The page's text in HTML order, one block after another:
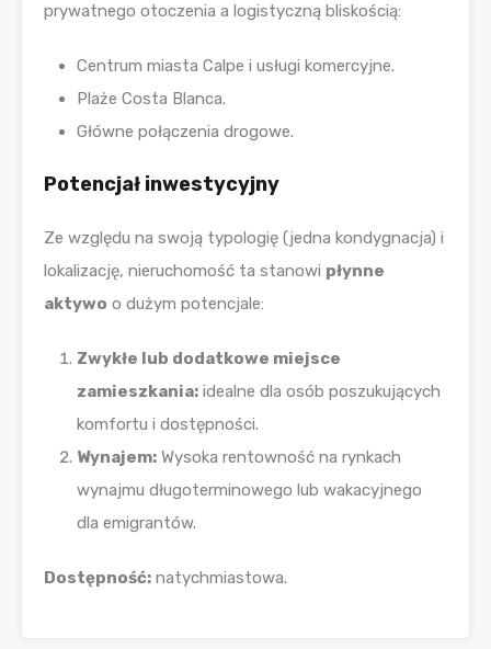
prywatnego otoczenia a logistyczną bliskością:
Centrum miasta Calpe i usługi komercyjne.
Plaże Costa Blanca.
Główne połączenia drogowe.
Potencjał inwestycyjny
Ze względu na swoją typologię (jedna kondygnacja) i
lokalizację, nieruchomość ta stanowi płynne
aktywo o dużym potencjale:
Zwykłe lub dodatkowe miejsce
zamieszkania: idealne dla osób poszukujących
komfortu i dostępności.
Wynajem: Wysoka rentowność na rynkach
wynajmu długoterminowego lub wakacyjnego
dla emigrantów.
Dostępność: natychmiastowa.